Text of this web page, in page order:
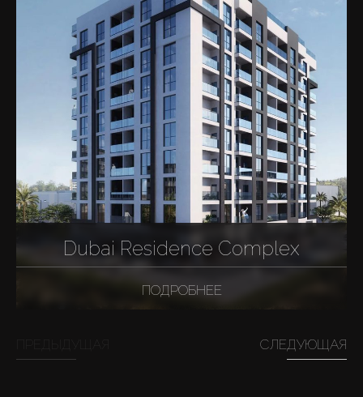
Dubai Residence Complex
ПОДРОБНЕЕ
СЛЕДУЮЩАЯ